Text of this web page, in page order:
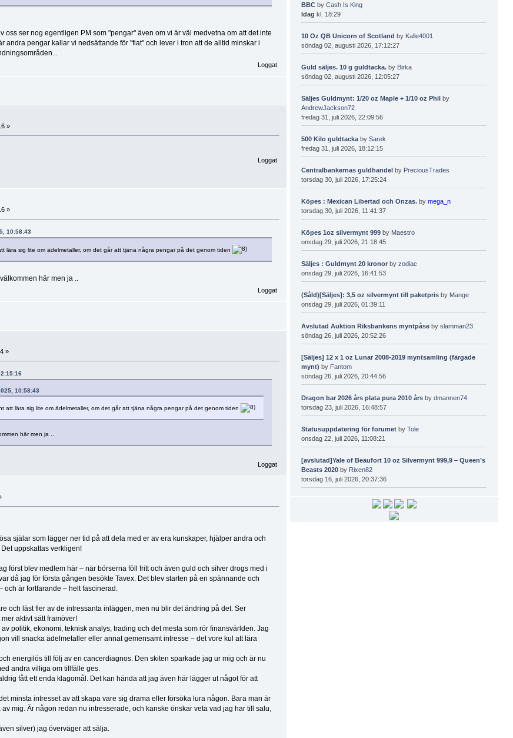
oss ser nog egentligen PM som "pengar" även om vi är väl medvetna om att det inte
andra pengar kallar vi nedsättande för "fiat" och lever i tron att de alltid minskar i
Loggat
»
Loggat
»
10:58:43
lära sig lite om ädelmetaller, om det går att tjäna några pengar på det genom tiden
här men ja ..
Loggat
»
10:58:43
att lära sig lite om ädelmetaller, om det går att tjäna några pengar på det genom tiden
här men ja ..
Loggat
själar som lägger ner tid på att dela med er av era kunskaper, hjälper andra och
uppskattas verkligen!
först blev medlem här – när börserna föll fritt och även guld och silver drogs med i
då jag för första gången besökte Tavex. Det blev starten på en spännande och
och är fortfarande – helt fascinerad.
och läst fler av de intressanta inläggen, men nu blir det ändring på det. Ser
aktivt sätt framöver!
politik, ekonomi, teknisk analys, trading och det mesta som rör finansvärlden. Jag
vill snacka ädelmetaller eller annat gemensamt intresse – det vore kul att lära
energilös till följ av en cancerdiagnos. Den skiten sparkade jag ur mig och är nu
andra villiga om tillfälle ges.
fått ett enda klagomål. Det kan hända att jag även här lägger ut något för att
minsta intresset av att skapa vare sig drama eller försöka lura någon. Bara man är
mig. Är någon redan nu intresserade, och kanske önskar veta vad jag har till salu,
silver) jag överväger att sälja.
BBC byCash Is King
Idag kl. 18:29
10 Oz QB Unicorn of Scotland by Kalle4001
söndag 02, augusti 2026, 17:12:27
Guld säljes. 10 g guldtacka. by Birka
söndag 02, augusti 2026, 12:05:27
Säljes Guldmynt: 1/20 oz Maple + 1/10 oz Phil by
AndrewJackson72
fredag 31, juli 2026, 22:09:56
500 Kilo guldtacka bySarek
fredag 31, juli 2026, 18:12:15
Centralbankernas guldhandel by PreciousTrades
torsdag 30, juli 2026, 17:25:24
Köpes : Mexican Libertad och Onzas. bymega_n
torsdag 30, juli 2026, 11:41:37
Köpes 1oz silvermynt 999 by Maestro
onsdag 29, juli 2026, 21:18:45
Säljes : Guldmynt 20 kronorbyzodiac
onsdag 29, juli 2026, 16:41:53
(Såld)[Säljes]: 3,5 oz silvermynt till paketpris by Mange
onsdag 29, juli 2026, 01:39:11
Avslutad Auktion Riksbankens myntpåse byslamman23
söndag 26, juli 2026, 20:52:26
[Säljes] 12 x 1 oz Lunar 2008-2019 myntsamling (färgade
mynt) by Fantom
söndag 26, juli 2026, 20:44:56
Dragon bar 2026 års plata pura 2010 års bydmannen74
torsdag 23, juli 2026, 16:48:57
Statusuppdatering för forumet byTole
onsdag 22, juli 2026, 11:08:21
[avslutad]Yale of Beaufort 10 oz Silvermynt 999,9 – Queen’s
Beasts 2020 by Rixen82
torsdag 16, juli 2026, 20:37:36